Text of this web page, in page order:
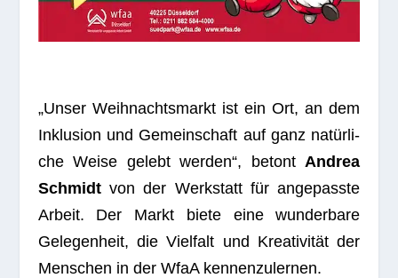
„Unser Weih­nachts­markt ist ein Ort, an dem
Inklu­sion und Gemein­schaft auf ganz natür­li­
che Weise gelebt wer­den“, betont Andrea
Schmidtvon der Werk­statt für ange­passte
Arbeit. Der Markt biete eine wun­der­bare
Gele­gen­heit, die Viel­falt und Krea­ti­vi­tät der
Men­schen in der WfaA kennenzulernen.